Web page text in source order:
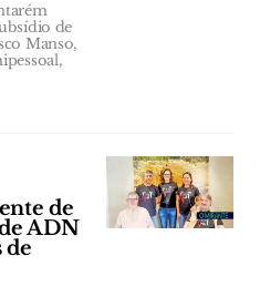
de
Manso,
de
ADN
de